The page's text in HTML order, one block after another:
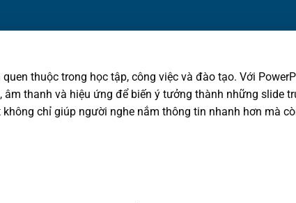
thuộc trong học tập, công việc và đào tạo. Với
thanh và hiệu ứng để biến ý tưởng thành những slide
chỉ giúp người nghe nắm thông tin nhanh hơn mà